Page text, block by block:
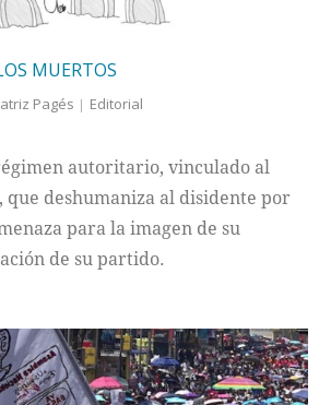
MUERTOS
Pagés Editorial
autoritario, vinculado al
deshumaniza al disidente por
para la imagen de su
de su partido.